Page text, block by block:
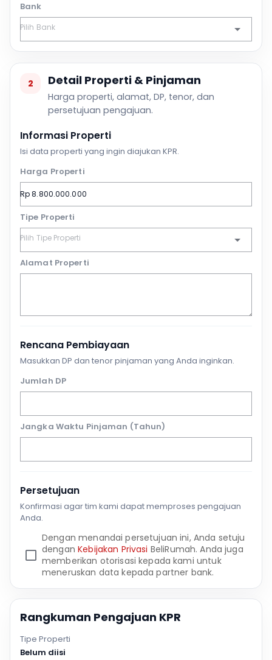
Bank
2 Detail Properti & Pinjaman
Harga properti, alamat, DP, tenor, dan
persetujuan pengajuan.
Informasi Properti
Isi data properti yang ingin diajukan KPR.
Harga Properti
Tipe Properti
Alamat Properti
Rencana Pembiayaan
Masukkan DP dan tenor pinjaman yang Anda inginkan.
Jumlah DP
Jangka Waktu Pinjaman (Tahun)
Persetujuan
Konfirmasi agar tim kami dapat memproses pengajuan
Anda.
Dengan menandai persetujuan ini, Anda setuju
denganKebijakan Privasi BeliRumah. Anda juga
memberikan otorisasi kepada kami untuk
meneruskan data kepada partner bank.
Rangkuman Pengajuan KPR
Tipe Properti
Belum diisi